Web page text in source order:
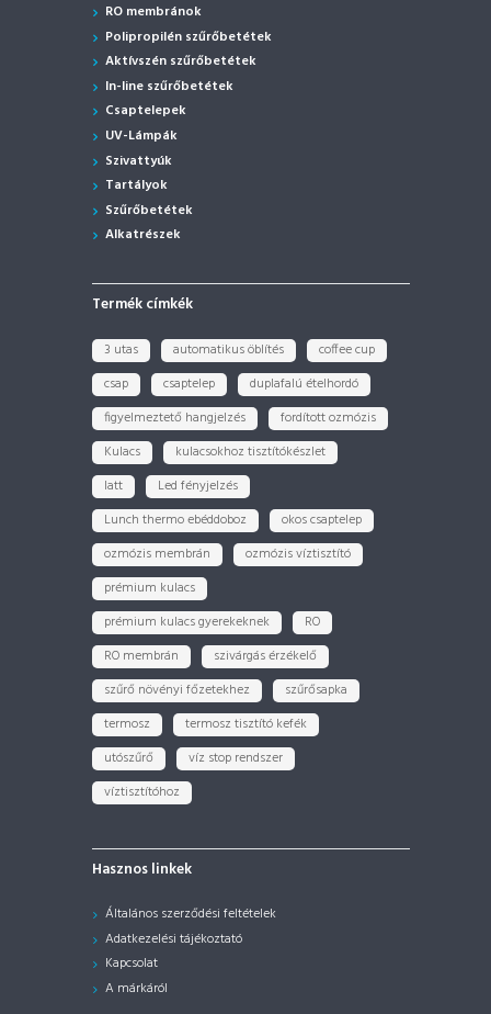
RO membránok
Polipropilén szűrőbetétek
Aktívszén szűrőbetétek
In-line szűrőbetétek
Csaptelepek
UV-Lámpák
Szivattyúk
Tartályok
Szűrőbetétek
Alkatrészek
Termék címkék
3 utas automatikus öblítés
coffee cup
csap
csaptelep
duplafalú ételhordó
figyelmeztető hangjelzés
fordított ozmózis
Kulacs
kulacsokhoz tisztítókészlet
latt
Led fényjelzés
Lunch thermo ebéddoboz
okos csaptelep
ozmózis membrán
ozmózis víztisztító
prémium kulacs
prémium kulacs gyerekeknek
RO
RO membrán
szivárgás érzékelő
szűrő növényi főzetekhez
szűrősapka
termosz
termosz tisztító kefék
utószűrő
víz stop rendszer
víztisztítóhoz
Hasznos linkek
Általános szerződési feltételek
Adatkezelési tájékoztató
Kapcsolat
A márkáról